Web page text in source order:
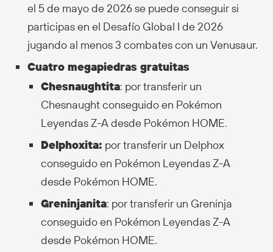
el 5 de mayo de 2026 se puede conseguir si
participas en el Desafío Global I de 2026
jugando al menos 3 combates con un Venusaur.
Cuatro megapiedras gratuitas
Chesnaughtita: por transferir un
Chesnaught conseguido en Pokémon
Leyendas Z-A desde Pokémon HOME.
Delphoxita: por transferir un Delphox
conseguido en Pokémon Leyendas Z-A
desde Pokémon HOME.
Greninjanita: por transferir un Greninja
conseguido en Pokémon Leyendas Z-A
desde Pokémon HOME.